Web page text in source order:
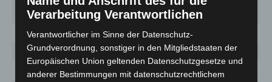
Hannover
1191 14.209 107,7
Langenhagen155 1755
Lehrte
129 1205
123,8
Neustadt
102 829
79,8
Verarbeitung Verantwortlichen
Verantwortlicher im Sinne der Datenschutz-
Grundverordnung, sonstiger in den Mitgliedstaaten der
Europäischen Union geltenden Datenschutzgesetze und
anderer Bestimmungen mit datenschutzrechtlichem